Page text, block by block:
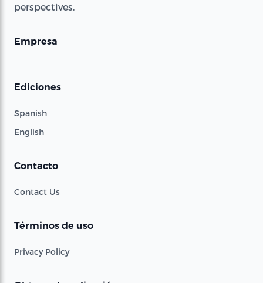
perspectives.
Empresa
Ediciones
Spanish
English
Contacto
Contact Us
Términos de uso
Privacy Policy